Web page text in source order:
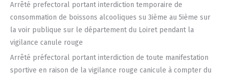
Arrêté prefectoral portant interdiction temporaire de
consommation de boissons alcooliques su 3ième au 5ième sur
la voir publique sur le département du Loiret pendant la
vigilance canule rouge
Arrêté préfectoral portant interdiction de toute manifestation
sportive en raison de la vigilance rouge canicule à compter du